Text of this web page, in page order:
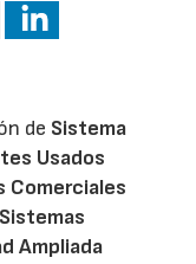
de Sistema
Usados
Comerciales
Sistemas
Ampliada